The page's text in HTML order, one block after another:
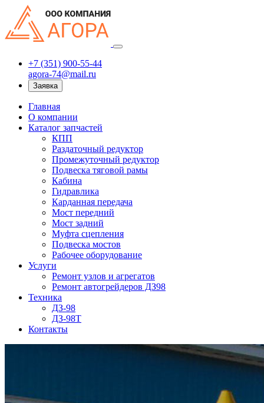
+7 (351) 900-55-44
agora-74@mail.ru
Заявка
Главная
О компании
Каталог запчастей
КПП
Раздаточный редуктор
Промежуточный редуктор
Подвеска тяговой рамы
Кабина
Гидравлика
Карданная передача
Мост передний
Мост задний
Муфта сцепления
Подвеска мостов
Рабочее оборудование
Услуги
Ремонт узлов и агрегатов
Ремонт автогрейдеров ДЗ98
Техника
ДЗ-98
ДЗ-98Т
Контакты